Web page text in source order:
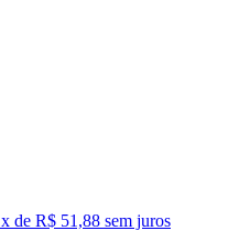
x de R$ 51,88 sem juros